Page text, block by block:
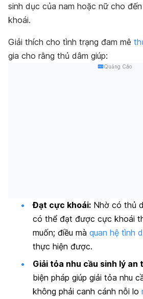
sinh dục của nam hoặc nữ cho
khoái.
Giải thích cho tình trạng đam mê
gia cho rằng thủ dâm giúp:
Quảng Cáo
Đạt cực khoái: Nhờ có thủ
có thể đạt được cực khoái
muốn; điều mà quan hệ tình
thực hiện được.
Giải tỏa nhu cầu sinh lý an
biện pháp giúp giải tỏa nhu
không phải canh cánh nỗi lo